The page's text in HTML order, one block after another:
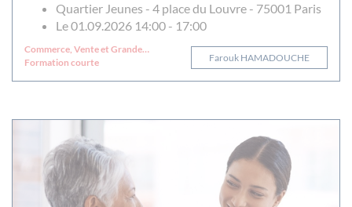
Quartier Jeunes - 4 place du Louvre - 75001 Paris
Le 01.09.2026 14:00 - 17:00
Commerce, Vente et Grande
distribution
Formation courte Farouk HAMADOUCHE